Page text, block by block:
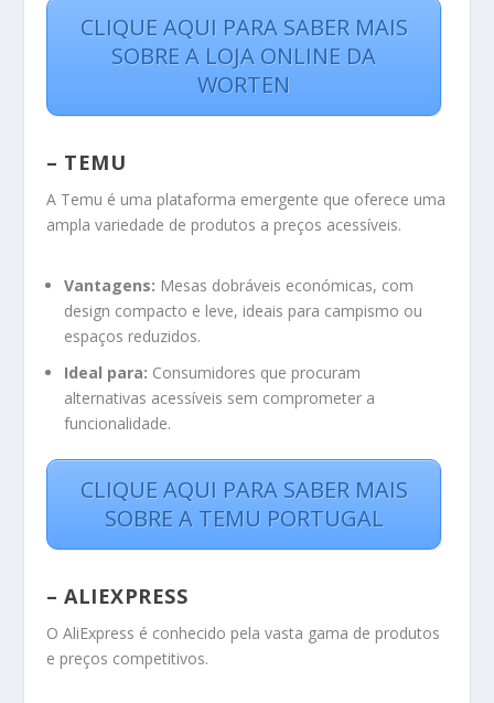
CLIQUE AQUI PARA SABER MAIS
SOBRE A LOJA ONLINE DA
WORTEN
– TEMU
A Temu é uma plataforma emergente que oferece uma
ampla variedade de produtos a preços acessíveis.
Vantagens: Mesas dobráveis económicas, com
design compacto e leve, ideais para campismo ou
espaços reduzidos.
Ideal para: Consumidores que procuram
alternativas acessíveis sem comprometer a
funcionalidade.
CLIQUE AQUI PARA SABER MAIS
SOBRE A TEMU PORTUGAL
– ALIEXPRESS
O AliExpress é conhecido pela vasta gama de produtos
e preços competitivos.